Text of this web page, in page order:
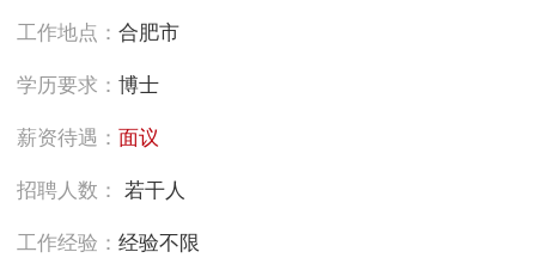
工作地点：合肥市
学历要求：博士
薪资待遇：面议
招聘人数：若干人
工作经验：经验不限